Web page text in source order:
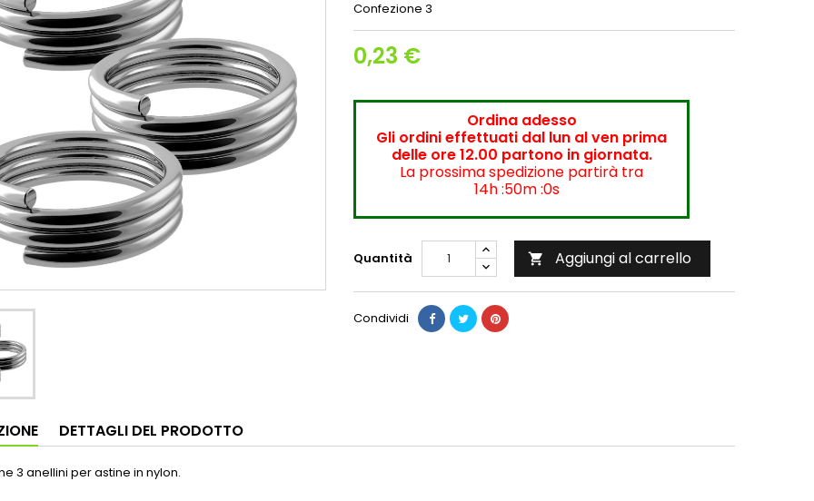
Confezione 3
0,23 €
Ordina adesso
Gli ordini effettuati dal lun al ven prima
delle ore 12.00 partono in giornata.
La prossima spedizione partirà tra
14h :50m :0s
Quantità  Aggiungi al carrello
Condividi
DETTAGLI DEL PRODOTTO
3 anellini per astine in nylon.